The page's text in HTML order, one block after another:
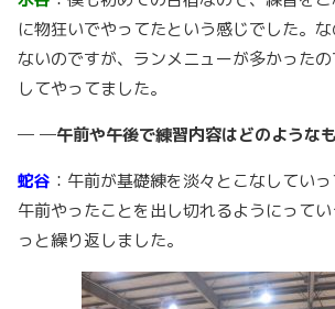
に物狂いでやってたという感じでした。
ないのですが、ランメニューが多かった
してやってました。
─ ─午前や午後で練習内容はどのような
蛇谷 ：午前が基礎練を淡々とこなしてい
午前やったことを出し切れるようにって
っと繰り返しました。